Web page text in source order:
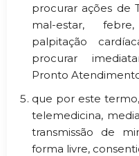
procurar ações de
mal-estar,
palpitação
procurar
Pronto
que por este
telemedicina,
transmissão de
forma livre,